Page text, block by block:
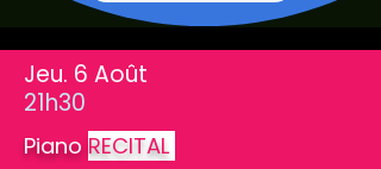
Jeu. 6 Août
21h30
Piano RECITAL